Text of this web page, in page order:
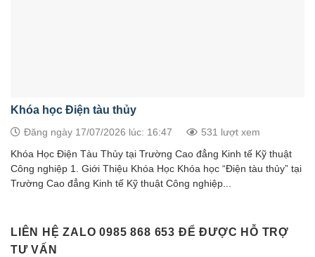
Khóa học Điện tàu thủy
Đăng ngày 17/07/2026 lúc: 16:47 531 lượt xem
Khóa Học Điện Tàu Thủy tại Trường Cao đẳng Kinh tế Kỹ thuật
Công nghiệp 1. Giới Thiệu Khóa Học Khóa học “Điện tàu thủy” tại
Trường Cao đẳng Kinh tế Kỹ thuật Công nghiệp...
LIÊN HỆ ZALO 0985 868 653 ĐỂ ĐƯỢC HỖ TRỢ
TƯ VẤN